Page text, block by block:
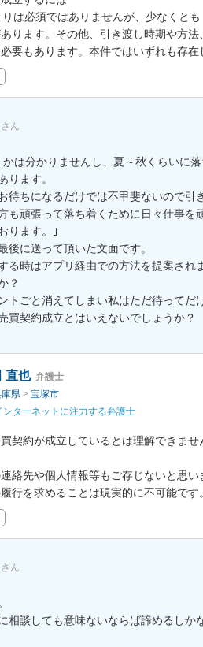
は必須ではありませんが、少なくと
ります。その他、引き渡し時期や方
要もあります。本件ではいずれも存在
さん
かは分かりませんし、夏～秋くらいに
ります。
待ちになるだけでは不甲斐ないので
も頑張って落ち着くために日々仕事を
ります。｣
後に送って頂いた文面です。
る時はアプリ経由での方法を提案され
？
トごと消えてしまい私はただ待ってだ
買契約成立とはいえないでしょうか？
直也 弁護士
県 > 宝塚市
ンターネットに注力する弁護士
契約が成立しているとは理解できませ
絡先や個人情報等もご存じないと思
行を求めることは現実的に不可能です。
さん
相談しても意味ないならば諦めるしか